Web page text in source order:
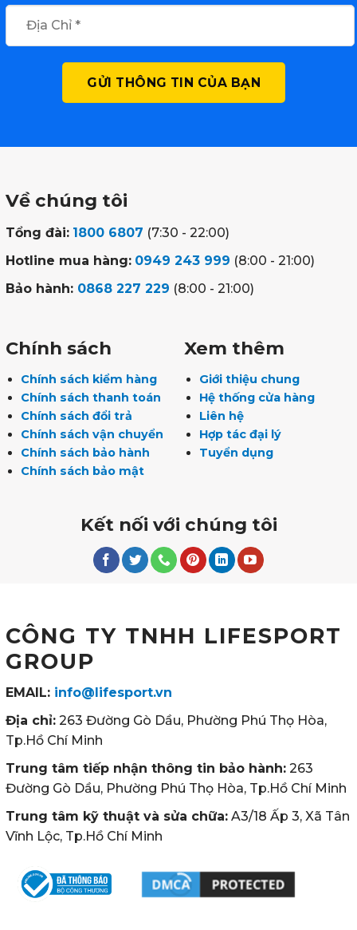
Về chúng tôi
Tổng đài: 1800 6807 (7:30 - 22:00)
Hotline mua hàng: 0949 243 999 (8:00 - 21:00)
Bảo hành: 0868 227 229 (8:00 - 21:00)
Chính sách
Chính sách kiểm hàng
Chính sách thanh toán
Chính sách đổi trả
Chính sách vận chuyển
Chính sách bảo hành
Chính sách bảo mật
Xem thêm
Giới thiệu chung
Hệ thống cửa hàng
Liên hệ
Hợp tác đại lý
Tuyển dụng
Kết nối với chúng tôi
CÔNG TY TNHH LIFESPORT
GROUP
EMAIL: info@lifesport.vn
Địa chỉ: 263 Đường Gò Dầu, Phường Phú Thọ Hòa,
Tp.Hồ Chí Minh
Trung tâm tiếp nhận thông tin bảo hành: 263
Đường Gò Dầu, Phường Phú Thọ Hòa, Tp.Hồ Chí Minh
Trung tâm kỹ thuật và sửa chữa: A3/18 Ấp 3, Xã Tân
Vĩnh Lộc, Tp.Hồ Chí Minh